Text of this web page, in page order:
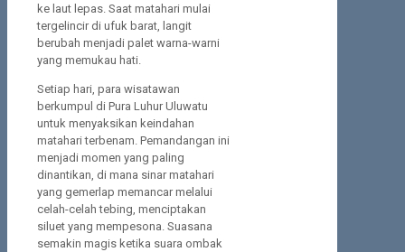
ke laut lepas. Saat matahari mulai
tergelincir di ufuk barat, langit
berubah menjadi palet warna-warni
yang memukau hati.
Setiap hari, para wisatawan
berkumpul di Pura Luhur Uluwatu
untuk menyaksikan keindahan
matahari terbenam. Pemandangan ini
menjadi momen yang paling
dinantikan, di mana sinar matahari
yang gemerlap memancar melalui
celah-celah tebing, menciptakan
siluet yang mempesona. Suasana
semakin magis ketika suara ombak